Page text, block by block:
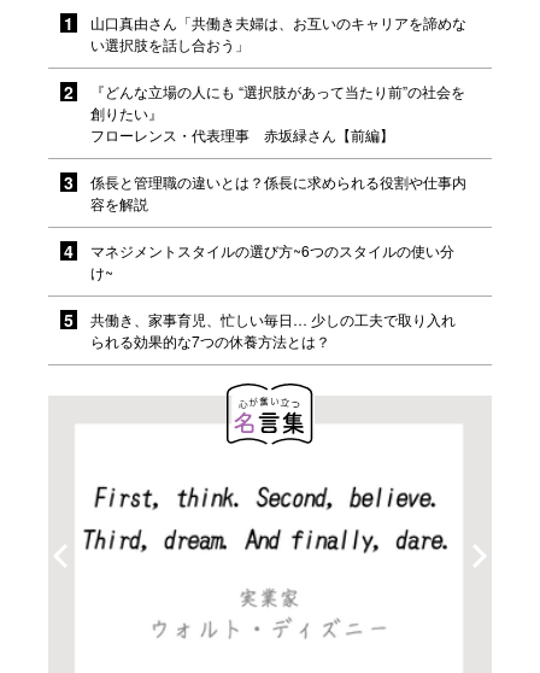
山口真由さん「共働き夫婦は、お互いのキャリアを諦めな
い選択肢を話し合おう」
『どんな立場の人にも “選択肢があって当たり前”の社会を
創りたい』
フローレンス・代表理事 赤坂緑さん【前編】
係長と管理職の違いとは？係長に求められる役割や仕事内
容を解説
マネジメントスタイルの選び方~6つのスタイルの使い分
け~
共働き、家事育児、忙しい毎日… 少しの工夫で取り入れ
られる効果的な7つの休養方法とは？